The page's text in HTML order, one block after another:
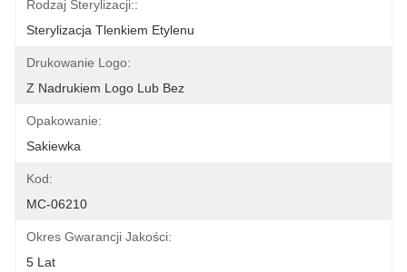
Rodzaj Sterylizacji::
Sterylizacja Tlenkiem Etylenu
Drukowanie Logo:
Z Nadrukiem Logo Lub Bez
Opakowanie:
Sakiewka
Kod:
MC-06210
Okres Gwarancji Jakości:
5 Lat